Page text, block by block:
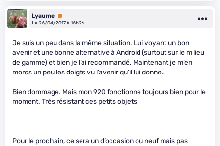
Lyaume Premium
Le 26/04/2017 à 16h26
Je suis un peu dans la même situation. Lui voyant un bon
avenir et une bonne alternative à Android (surtout sur le milieu
de gamme) et bien je l’ai recommandé. Maintenant je m’en
mords un peu les doigts vu l’avenir qu’il lui donne…
Bien dommage. Mais mon 920 fonctionne toujours bien pour le
moment. Très résistant ces petits objets.
Pour le prochain, ce sera un d’occasion ou neuf mais pas